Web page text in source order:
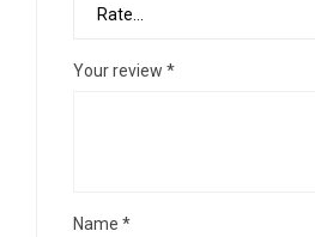
Your review *
Name *